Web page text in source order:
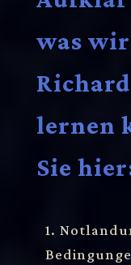
was
lernen
Sie
1.